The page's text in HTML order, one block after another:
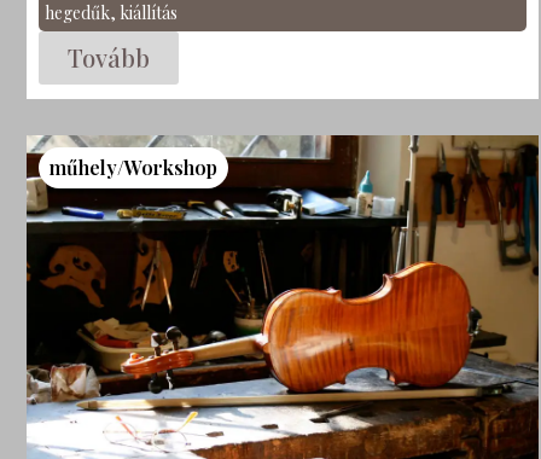
hegedűk, kiállítás
Tovább
műhely/Workshop